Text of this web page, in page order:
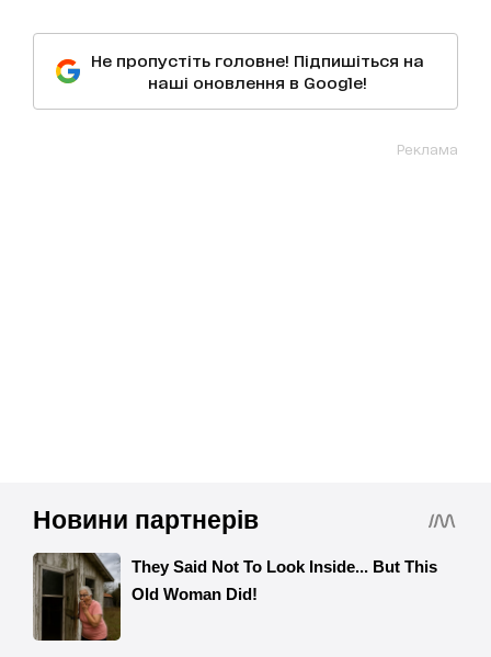
Не пропустіть головне! Підпишіться на
наші оновлення в Google!
Реклама